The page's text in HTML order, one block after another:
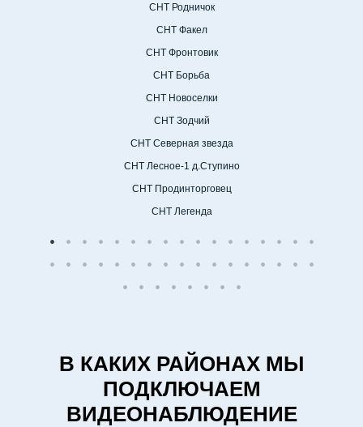
СНТ Родничок
СНТ Факел
СНТ Фронтовик
СНТ Борьба
СНТ Новоселки
СНТ Зодчий
СНТ Северная звезда
СНТ Лесное-1 д.Ступино
СНТ Продинторговец
СНТ Легенда
В КАКИХ РАЙОНАХ МЫ
ПОДКЛЮЧАЕМ
ВИДЕОНАБЛЮДЕНИЕ